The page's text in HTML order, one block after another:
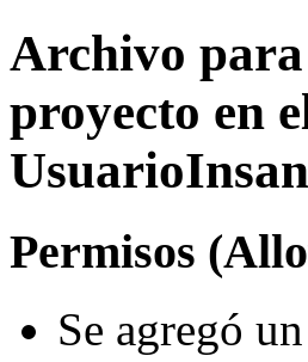
Archivo para
proyecto en
Permisos
Se agregó